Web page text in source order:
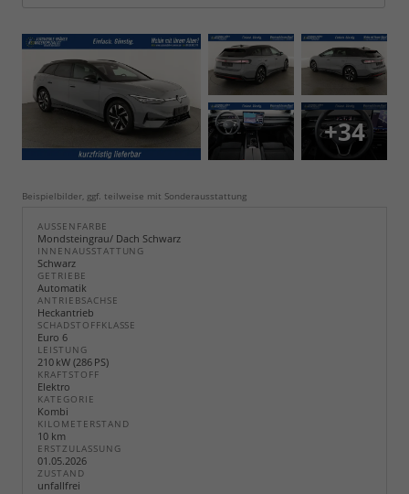
+34
Beispielbilder, ggf. teilweise mit Sonderausstattung
AUSSENFARBE
Mondsteingrau/ Dach Schwarz
INNENAUSSTATTUNG
Schwarz
GETRIEBE
Automatik
ANTRIEBSACHSE
Heckantrieb
SCHADSTOFFKLASSE
Euro 6
LEISTUNG
210 kW (286 PS)
KRAFTSTOFF
Elektro
KATEGORIE
Kombi
KILOMETERSTAND
10 km
ERSTZULASSUNG
01.05.2026
ZUSTAND
unfallfrei